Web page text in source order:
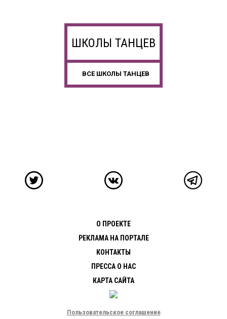
ШКОЛЫ ТАНЦЕВ
ВСЕ ШКОЛЫ ТАНЦЕВ
О ПРОЕКТЕ
РЕКЛАМА НА ПОРТАЛЕ
КОНТАКТЫ
ПРЕССА О НАС
КАРТА САЙТА
Пользовательское соглашение